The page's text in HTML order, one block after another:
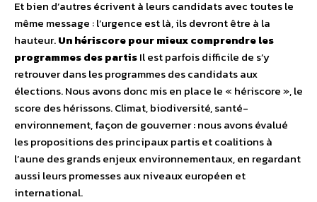
Et bien d’autres écrivent à leurs candidats avec toutes le
même message : l’urgence est là, ils devront être à la
hauteur.Un hériscore pour mieux comprendre les
programmes des partisIl est parfois difficile de s’y
retrouver dans les programmes des candidats aux
élections. Nous avons donc mis en place le « hériscore », le
score des hérissons. Climat, biodiversité, santé-
environnement, façon de gouverner : nous avons évalué
les propositions des principaux partis et coalitions à
l’aune des grands enjeux environnementaux, en regardant
aussi leurs promesses aux niveaux européen et
international.